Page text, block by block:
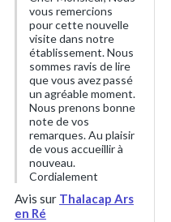
vous remercions
pour cette nouvelle
visite dans notre
établissement. Nous
sommes ravis de lire
que vous avez passé
un agréable moment.
Nous prenons bonne
note de vos
remarques. Au plaisir
de vous accueillir à
nouveau.
Cordialement
Avis sur Thalacap Ars
en Ré